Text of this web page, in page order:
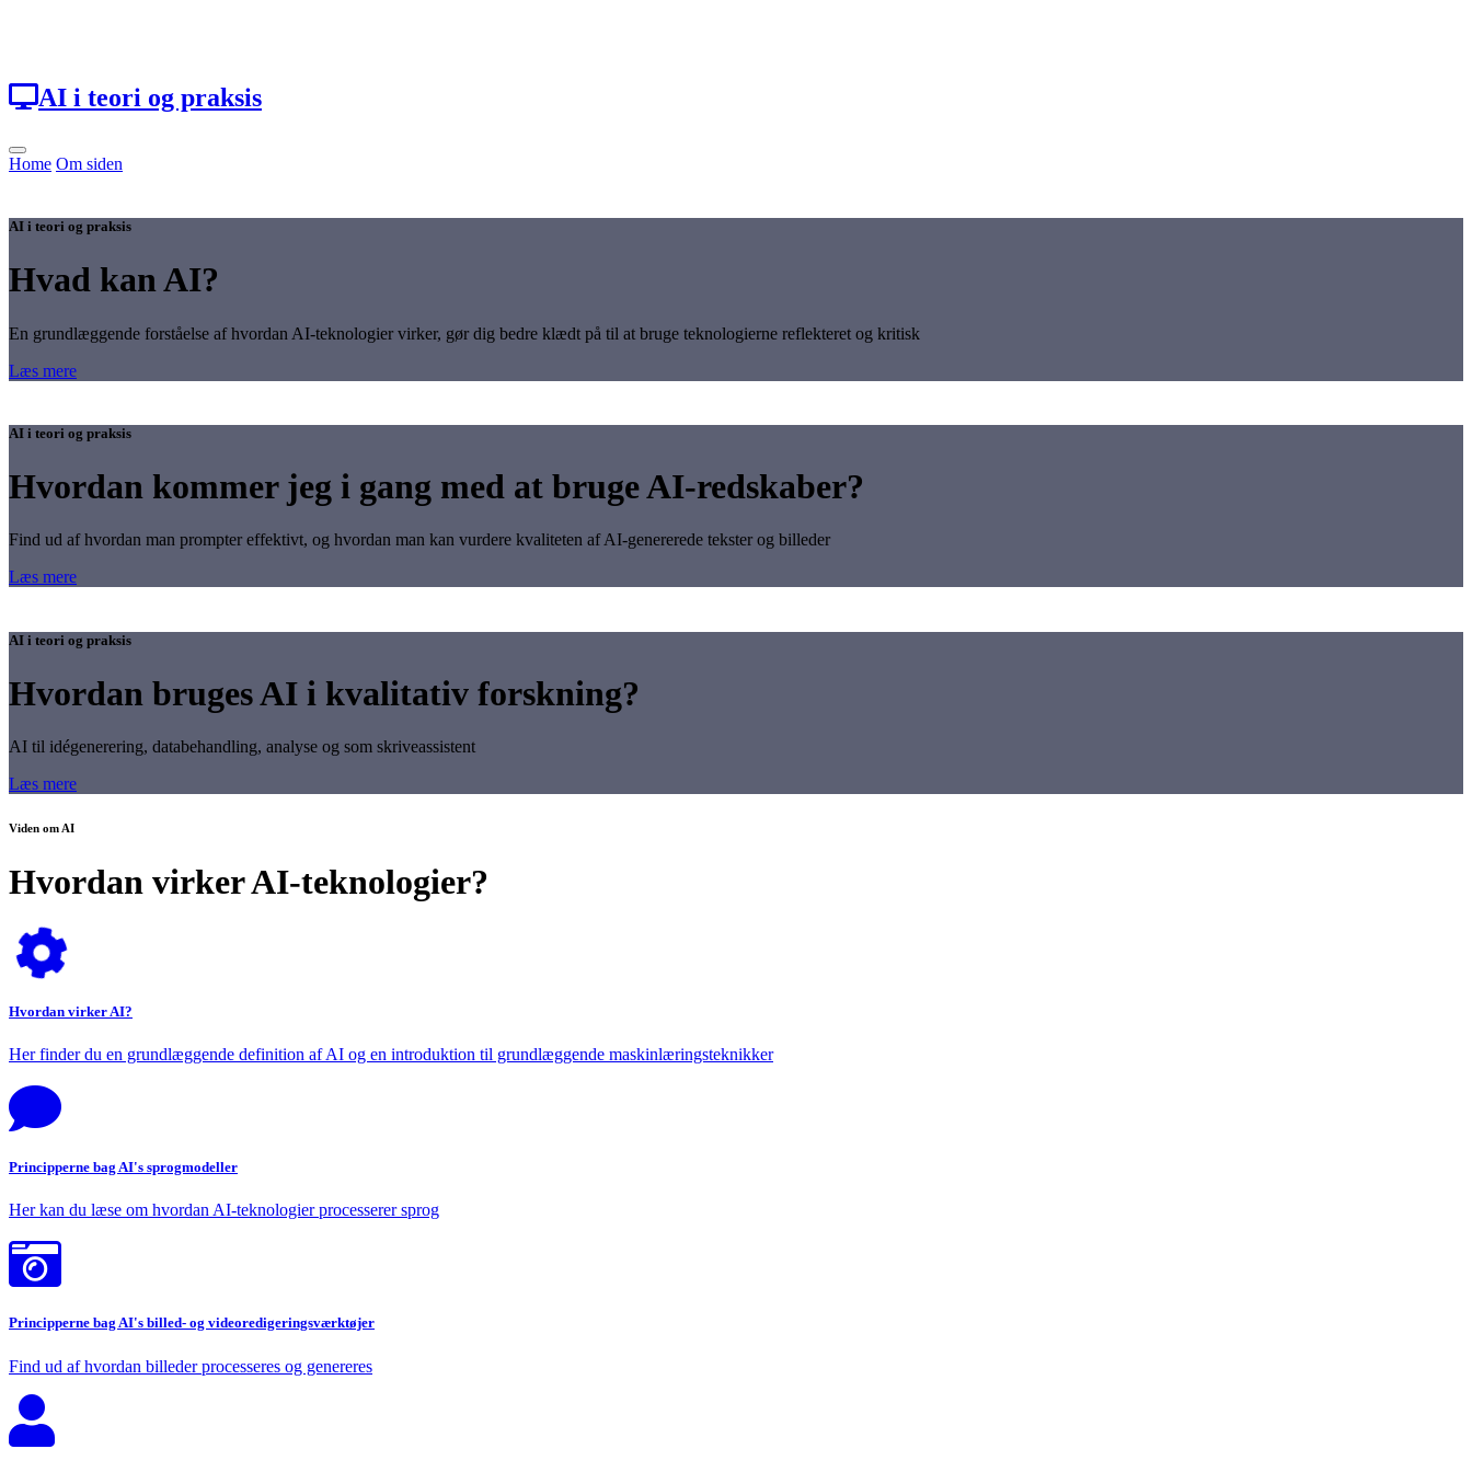
AI i teori og praksis
Home Om siden
AI i teori og praksis
Hvad kan AI?
En grundlæggende forståelse af hvordan AI-teknologier virker, gør dig bedre klædt på til at bruge teknologierne reflekteret og kritisk
Læs mere
AI i teori og praksis
Hvordan kommer jeg i gang med at bruge AI-redskaber?
Find ud af hvordan man prompter effektivt, og hvordan man kan vurdere kvaliteten af AI-genererede tekster og billeder
Læs mere
AI i teori og praksis
Hvordan bruges AI i kvalitativ forskning?
AI til idégenerering, databehandling, analyse og som skriveassistent
Læs mere
Viden om AI
Hvordan virker AI-teknologier?
Hvordan virker AI?
Her finder du en grundlæggende definition af AI og en introduktion til grundlæggende maskinlæringsteknikker
Principperne bag AI's sprogmodeller
Her kan du læse om hvordan AI-teknologier processerer sprog
Principperne bag AI's billed- og videoredigeringsværktøjer
Find ud af hvordan billeder processeres og genereres